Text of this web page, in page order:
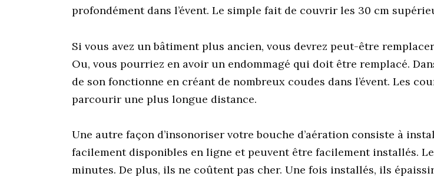
profondément dans l’évent. Le simple fait de couvrir les 30 cm
Si vous avez un bâtiment plus ancien, vous devrez peut-être
Ou, vous pourriez en avoir un endommagé qui doit être remplacé.
de son fonctionne en créant de nombreux coudes dans l’évent. Les
parcourir une plus longue distance.
Une autre façon d’insonoriser votre bouche d’aération consiste à
facilement disponibles en ligne et peuvent être facilement installés.
minutes. De plus, ils ne coûtent pas cher. Une fois installés, ils